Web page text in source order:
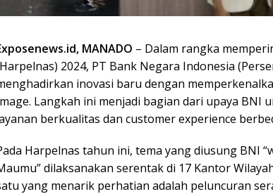
MANADO – Dalam rangka
2024, PT Bank Negara Indonesia
inovasi baru dengan
Langkah ini menjadi bagian dari upaya BNI
berkualitas dan customer experience
Harpelnas tahun ini, tema yang diusung BNI
dilaksanakan serentak di 17 Kantor
yang menarik perhatian adalah peluncuran